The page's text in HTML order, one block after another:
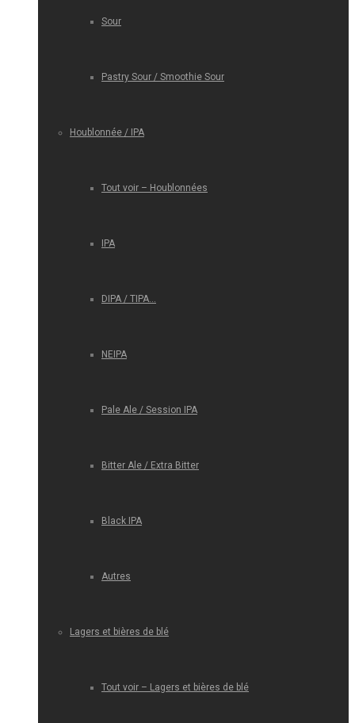
Sour
Pastry Sour / Smoothie Sour
Houblonnée / IPA
Tout voir – Houblonnées
IPA
DIPA / TIPA…
NEIPA
Pale Ale / Session IPA
Bitter Ale / Extra Bitter
Black IPA
Autres
Lagers et bières de blé
Tout voir – Lagers et bières de blé